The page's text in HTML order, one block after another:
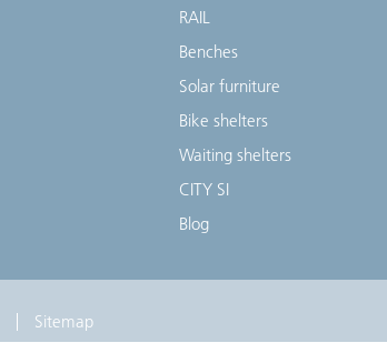
RAIL
Benches
Solar furniture
Bike shelters
Waiting shelters
CITY SI
Blog
Sitemap